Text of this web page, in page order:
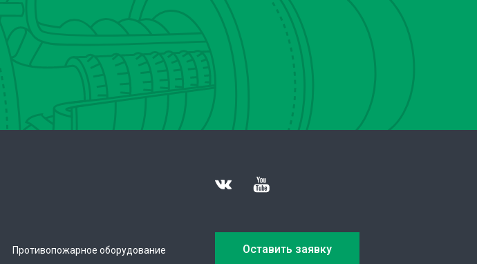
Противопожарное оборудование
Оставить заявку